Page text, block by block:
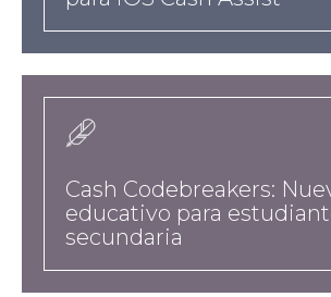
news
Cash Codebreakers:
educativo para
secundaria